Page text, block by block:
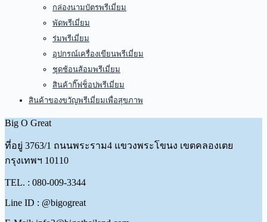
กล่องนามบัตรพรีเมี่ยม
พัดพรีเมี่ยม
ร่มพรีเมี่ยม
อุปกรณ์เครื่องเขียนพรีเมี่ยม
ชุดช้อนส้อมพรีเมี่ยม
สินค้ากิ๊ฟช็อปพรีเมี่ยม
สินค้าของขวัญพรีเมี่ยมเพื่อสุขภาพ
Big O Great
ที่อยู่ 3763/1 ถนนพระราม4 แขวงพระโขนง เขตคลองเตย
กรุงเทพฯ 10110
TEL. : 080-009-3344
Line ID : @bigogreat